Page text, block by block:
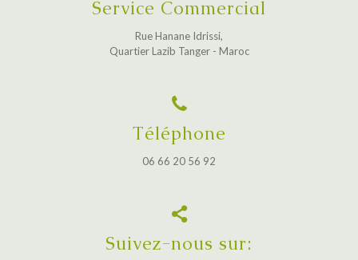
Service Commercial
Rue Hanane Idrissi,
Quartier Lazib Tanger - Maroc
Téléphone
06 66 20 56 92
Suivez-nous sur: